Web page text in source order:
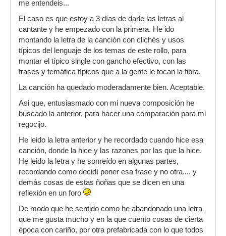
me entendeis...
El caso es que estoy a 3 días de darle las letras al
cantante y he empezado con la primera. He ido
montando la letra de la canción con clichés y usos
típicos del lenguaje de los temas de este rollo, para
montar el típico single con gancho efectivo, con las
frases y temática típicos que a la gente le tocan la fibra.
La canción ha quedado moderadamente bien. Aceptable.
Asi que, entusiasmado con mi nueva composición he
buscado la anterior, para hacer una comparación para mi
regocijo.
He leido la letra anterior y he recordado cuando hice esa
canción, donde la hice y las razones por las que la hice.
He leido la letra y he sonreído en algunas partes,
recordando como decidí poner esa frase y no otra.... y
demás cosas de estas ñoñas que se dicen en una
reflexión en un foro
De modo que he sentido como he abandonado una letra
que me gusta mucho y en la que cuento cosas de cierta
época con cariño, por otra prefabricada con lo que todos